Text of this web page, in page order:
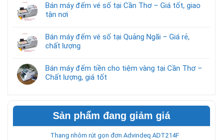
Bán máy đếm vé số tại Cần Thơ – Giá tốt, giao
tận nơi
Bán máy đếm vé số tại Quảng Ngãi – Giá rẻ,
chất lượng
Bán máy đếm tiền cho tiệm vàng tại Cần Thơ –
Chất lượng, giá tốt
Sản phẩm đang giảm giá
Thang nhôm rút gọn đơn Advindeq ADT214F